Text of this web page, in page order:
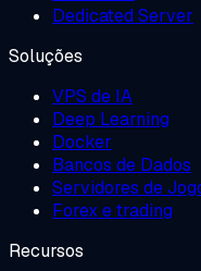
Dedicated Server
Soluções
VPS de IA
Deep Learning
Docker
Bancos de Dados
Servidores de
Forex e trading
Recursos